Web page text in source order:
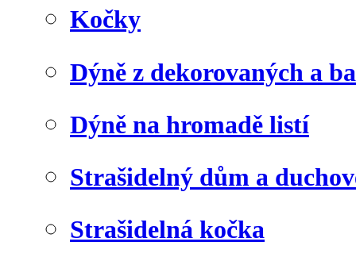
Kočky
Dýně z dekorovaných a
Dýně na hromadě listí
Strašidelný dům a
Strašidelná kočka